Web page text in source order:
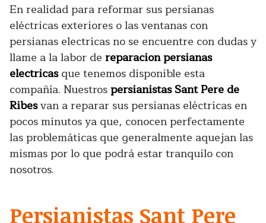
En realidad para reformar sus persianas
eléctricas exteriores o las ventanas con
persianas electricas no se encuentre con dudas y
llame a la labor de reparacion persianas
electricasque tenemos disponible esta
compañía. Nuestrospersianistas Sant Pere de
Ribesvan a reparar sus persianas eléctricas en
pocos minutos ya que, conocen perfectamente
las problemáticas que generalmente aquejan las
mismas por lo que podrá estar tranquilo con
nosotros.
Persianistas Sant Pere